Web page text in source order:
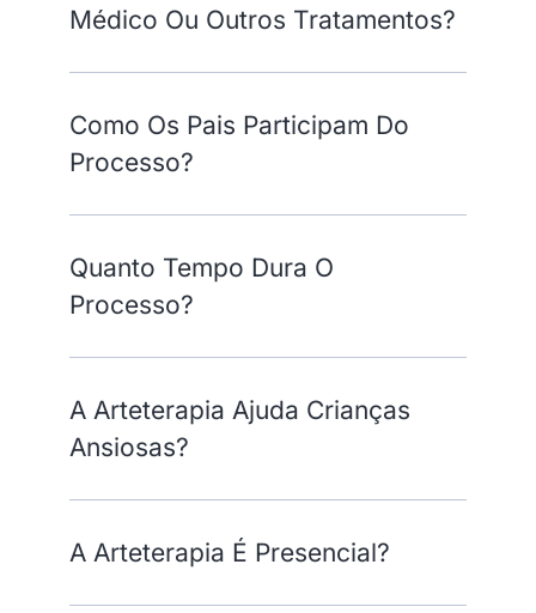
Médico Ou Outros Tratamentos?
Como Os Pais Participam Do
Processo?
Quanto Tempo Dura O
Processo?
A Arteterapia Ajuda Crianças
Ansiosas?
A Arteterapia É Presencial?